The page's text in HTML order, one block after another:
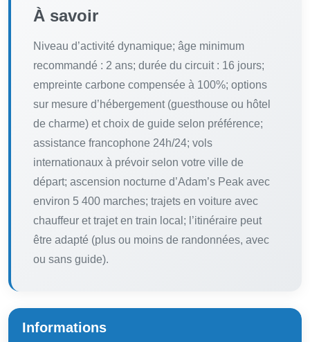
À savoir
Niveau d’activité dynamique; âge minimum
recommandé : 2 ans; durée du circuit : 16 jours;
empreinte carbone compensée à 100%; options
sur mesure d’hébergement (guesthouse ou hôtel
de charme) et choix de guide selon préférence;
assistance francophone 24h/24; vols
internationaux à prévoir selon votre ville de
départ; ascension nocturne d’Adam’s Peak avec
environ 5 400 marches; trajets en voiture avec
chauffeur et trajet en train local; l’itinéraire peut
être adapté (plus ou moins de randonnées, avec
ou sans guide).
Informations